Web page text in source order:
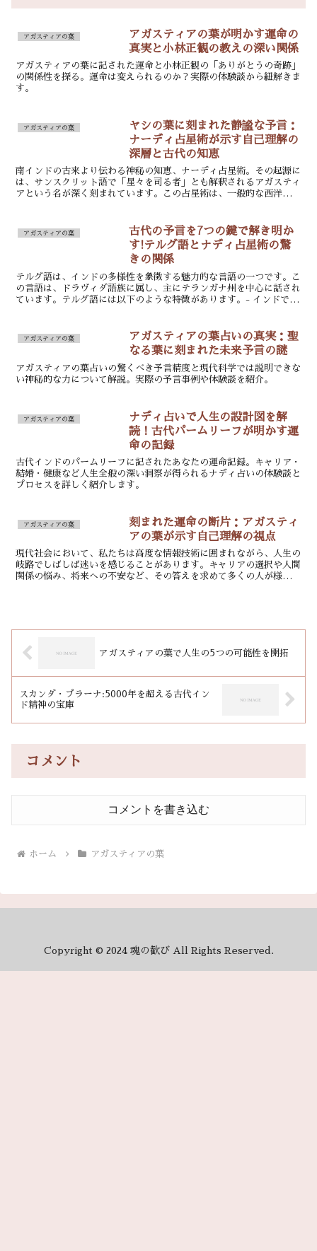
アガスティアの葉
アガスティアの葉が明かす運命の
真実と小林正観の教えの深い関係
アガスティアの葉に記された運命と小林正観の「ありがとうの奇跡」
の関係性を探る。運命は変えられるのか？実際の体験談から紐解きま
す。
アガスティアの葉
ヤシの葉に刻まれた静謐な予言：
ナーディ占星術が示す自己理解の
深層と古代の知恵
南インドの古来より伝わる神秘の知恵、ナーディ占星術。その起源に
は、サンスクリット語で「星々を司る者」とも解釈されるアガスティ
アという名が深く刻まれています。この占星術は、一般的な西洋占星
アガスティアの葉
古代の予言を7つの鍵で解き明か
す!テルグ語とナディ占星術の驚
きの関係
テルグ語は、インドの多様性を象徴する魅力的な言語の一つです。こ
の言語は、ドラヴィダ語族に属し、主にテランガナ州を中心に話され
ています。テルグ語には以下のような特徴があります。- インドで4
アガスティアの葉
アガスティアの葉占いの真実：聖
なる葉に刻まれた未来予言の謎
アガスティアの葉占いの驚くべき予言精度と現代科学では説明できな
い神秘的な力について解説。実際の予言事例や体験談を紹介。
アガスティアの葉
ナディ占いで人生の設計図を解
読！古代パームリーフが明かす運
命の記録
古代インドのパームリーフに記されたあなたの運命記録。キャリア・
結婚・健康など人生全般の深い洞察が得られるナディ占いの体験談と
プロセスを詳しく紹介します。
アガスティアの葉
刻まれた運命の断片：アガスティ
アの葉が示す自己理解の視点
現代社会において、私たちは高度な情報技術に囲まれながら、人生の
岐路でしばしば迷いを感じることがあります。キャリアの選択や人間
関係の悩み、将来への不安など、その答えを求めて多くの人が様々な
アガスティアの葉で人生の5つの可能性を開拓
スカンダ・プラーナ:5000年を超える古代イン
ド精神の宝庫
コメント
コメントを書き込む
ホーム アガスティアの葉
Copyright © 2024 魂の歓び All Rights Reserved.